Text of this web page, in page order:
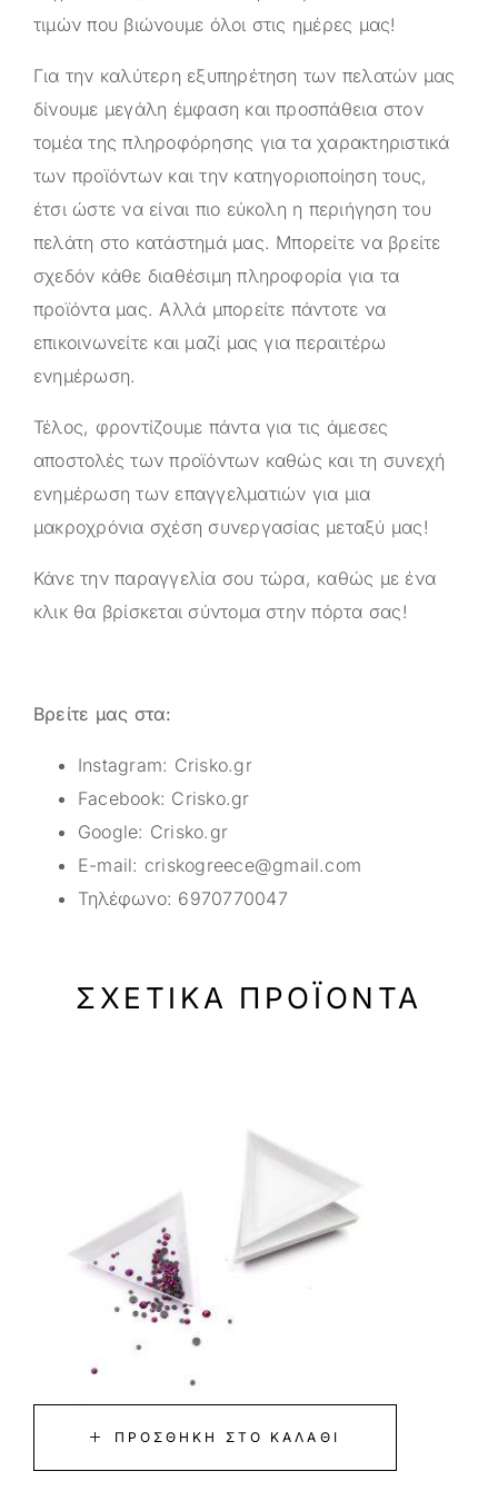
τιμών που βιώνουμε όλοι στις ημέρες μας!
Για την καλύτερη εξυπηρέτηση των πελατών μας
δίνουμε μεγάλη έμφαση και προσπάθεια στον
τομέα της πληροφόρησης για τα χαρακτηριστικά
των προϊόντων και την κατηγοριοποίηση τους,
έτσι ώστε να είναι πιο εύκολη η περιήγηση του
πελάτη στο κατάστημά μας. Μπορείτε να βρείτε
σχεδόν κάθε διαθέσιμη πληροφορία για τα
προϊόντα μας. Αλλά μπορείτε πάντοτε να
επικοινωνείτε και μαζί μας για περαιτέρω
ενημέρωση.
Τέλος, φροντίζουμε πάντα για τις άμεσες
αποστολές των προϊόντων καθώς και τη συνεχή
ενημέρωση των επαγγελματιών για μια
μακροχρόνια σχέση συνεργασίας μεταξύ μας!
Κάνε την παραγγελία σου τώρα, καθώς με ένα
κλικ θα βρίσκεται σύντομα στην πόρτα σας!
Βρείτε μας στα:
Instagram: Crisko.gr
Facebook: Crisko.gr
Google: Crisko.gr
E-mail: criskogreece@gmail.com
Τηλέφωνο: 6970770047
ΣΧΕΤΙΚΆ ΠΡΟΪΌΝΤΑ
ΠΡΟΣΘΉΚΗ ΣΤΟ ΚΑΛΆΘΙ